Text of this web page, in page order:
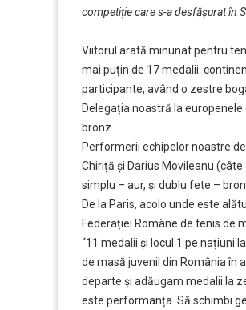
competiție care s-a desfășurat în
Viitorul arată minunat pentru
mai puțin de 17 medalii
participante, având o zestre
Delegația noastră la
bronz.
Performerii echipelor noastre
Chiriță și Darius Movileanu
simplu – aur, și dublu fete –
De la Paris, acolo unde este
Federației Române de tenis de
“11 medalii și locul 1 pe națiuni
de masă juvenil din România în
departe și adăugam medalii la
este performanța. Să schimbi